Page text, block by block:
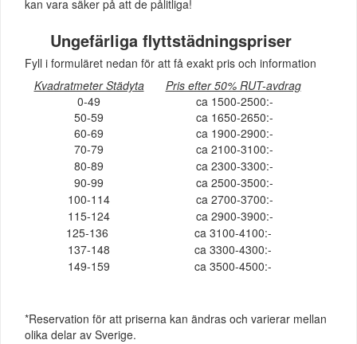
kan vara säker på att de pålitliga!
Ungefärliga flyttstädningspriser
Fyll i formuläret nedan för att få exakt pris och information
Kvadratmeter Städyta
Pris efter 50% RUT-avdrag
0-49
ca 1500-2500:-
50-59
ca 1650-2650:-
60-69
ca 1900-2900:-
70-79
ca 2100-3100:-
80-89
ca 2300-3300:-
90-99
ca 2500-3500:-
100-114
ca 2700-3700:-
115-124
ca 2900-3900:-
125-136
ca 3100-4100:-
137-148
ca 3300-4300:-
149-159
ca 3500-4500:-
*Reservation för att priserna kan ändras och varierar mellan
olika delar av Sverige.